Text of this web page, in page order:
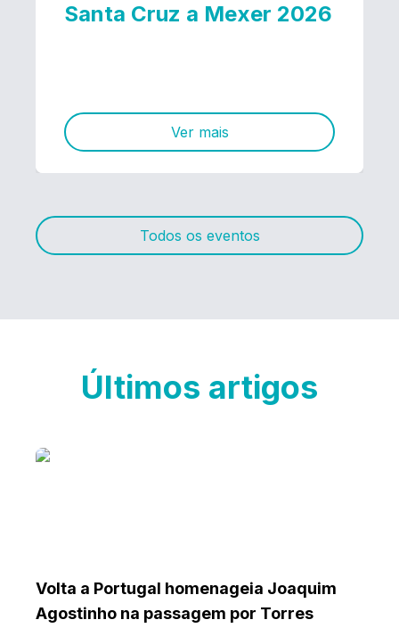
Santa Cruz a Mexer 2026
Ver mais
Todos os eventos
Últimos artigos
Volta a Portugal homenageia Joaquim
Agostinho na passagem por Torres